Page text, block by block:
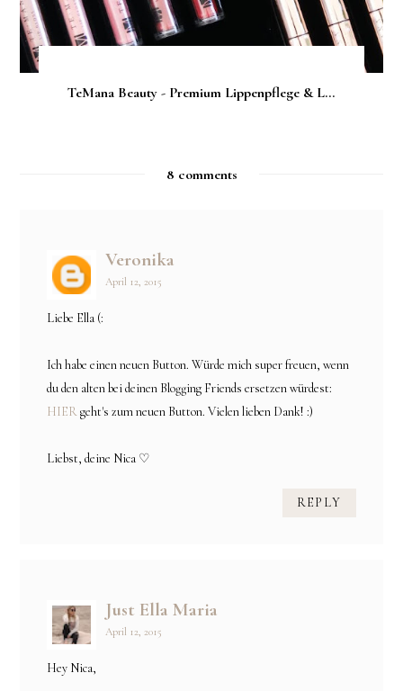
TeMana Beauty - Premium Lippenpflege & L...
8 comments
Veronika
April 12, 2015
Liebe Ella (:
Ich habe einen neuen Button. Würde mich super freuen, wenn
du den alten bei deinen Blogging Friends ersetzen würdest:
HIERgeht's zum neuen Button. Vielen lieben Dank! :)
Liebst, deine Nica ♡
REPLY
Just Ella Maria
April 12, 2015
Hey Nica,